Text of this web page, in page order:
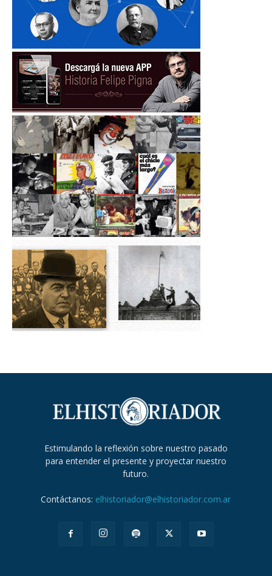
Estimulando la reflexión sobre nuestro pasado
para entender el presente y proyectar nuestro
futuro.
Contáctanos: elhistoriador@elhistoriador.com.ar